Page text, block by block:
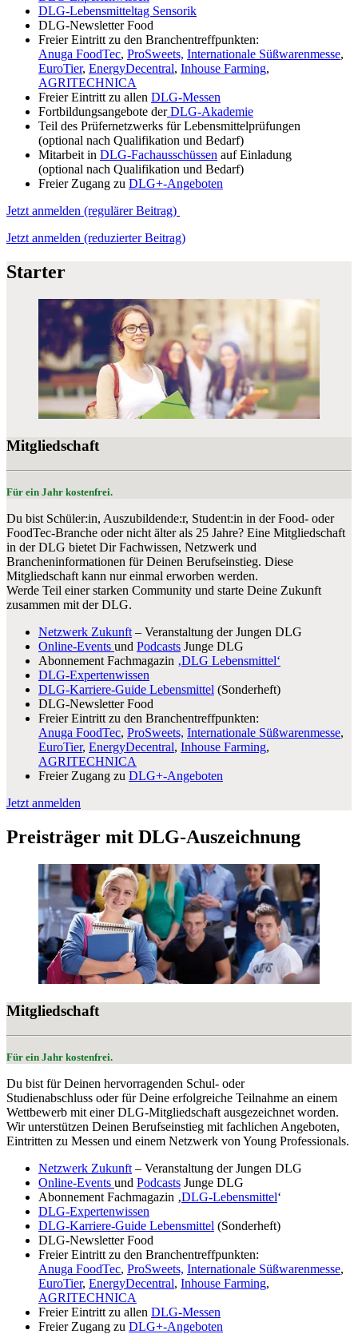
DLG-Lebensmitteltag Sensorik
DLG-Newsletter Food
Freier Eintritt zu den Branchentreffpunkten:
Anuga FoodTec, ProSweets, Internationale Süßwarenmesse,
EuroTier, EnergyDecentral, Inhouse Farming,
AGRITECHNICA
Freier Eintritt zu allen DLG-Messen
Fortbildungsangebote derDLG-Akademie
Teil des Prüfernetzwerks für Lebensmittelprüfungen
(optional nach Qualifikation und Bedarf)
Mitarbeit in DLG-Fachausschüssen auf Einladung
(optional nach Qualifikation und Bedarf)
Freier Zugang zu DLG+-Angeboten
Jetzt anmelden (regulärer Beitrag)
Jetzt anmelden (reduzierter Beitrag)
Starter
Mitgliedschaft
Für ein Jahr kostenfrei.
Du bist Schüler:in, Auszubildende:r, Student:in in der Food- oder
FoodTec-Branche oder nicht älter als 25 Jahre? Eine Mitgliedschaft
in der DLG bietet Dir Fachwissen, Netzwerk und
Brancheninformationen für Deinen Berufseinstieg. Diese
Mitgliedschaft kann nur einmal erworben werden.
Werde Teil einer starken Community und starte Deine Zukunft
zusammen mit der DLG.
Netzwerk Zukunft – Veranstaltung der Jungen DLG
Online-Events und Podcasts Junge DLG
Abonnement Fachmagazin ‚DLG Lebensmittel‘
DLG-Expertenwissen
DLG-Karriere-Guide Lebensmittel (Sonderheft)
DLG-Newsletter Food
Freier Eintritt zu den Branchentreffpunkten:
Anuga FoodTec, ProSweets, Internationale Süßwarenmesse,
EuroTier, EnergyDecentral, Inhouse Farming,
AGRITECHNICA
Freier Zugang zu DLG+-Angeboten
Jetzt anmelden
Preisträger mit DLG-Auszeichnung
Mitgliedschaft
Für ein Jahr kostenfrei.
Du bist für Deinen hervorragenden Schul- oder
Studienabschluss oder für Deine erfolgreiche Teilnahme an einem
Wettbewerb mit einer DLG-Mitgliedschaft ausgezeichnet worden.
Wir unterstützen Deinen Berufseinstieg mit fachlichen Angeboten,
Eintritten zu Messen und einem Netzwerk von Young Professionals.
Netzwerk Zukunft – Veranstaltung der Jungen DLG
Online-Events und Podcasts Junge DLG
Abonnement Fachmagazin ‚DLG-Lebensmittel‘
DLG-Expertenwissen
DLG-Karriere-Guide Lebensmittel (Sonderheft)
DLG-Newsletter Food
Freier Eintritt zu den Branchentreffpunkten:
Anuga FoodTec, ProSweets, Internationale Süßwarenmesse,
EuroTier, EnergyDecentral, Inhouse Farming,
AGRITECHNICA
Freier Eintritt zu allen DLG-Messen
Freier Zugang zu DLG+-Angeboten